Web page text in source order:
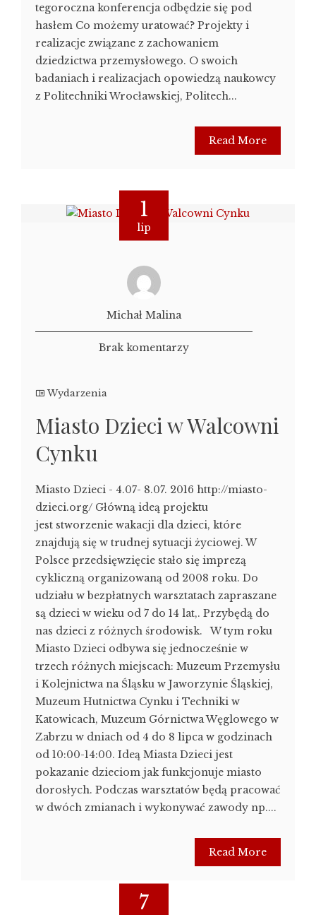
tegoroczna konferencja odbędzie się pod
hasłem Co możemy uratować? Projekty i
realizacje związane z zachowaniem
dziedzictwa przemysłowego. O swoich
badaniach i realizacjach opowiedzą naukowcy
z Politechniki Wrocławskiej, Politech...
Read More
1
lip
Michał Malina
Brak komentarzy
Wydarzenia
Miasto Dzieci w Walcowni
Cynku
Miasto Dzieci - 4.07- 8.07. 2016 http://miasto-
dzieci.org/ Główną ideą projektu
jest stworzenie wakacji dla dzieci, które
znajdują się w trudnej sytuacji życiowej. W
Polsce przedsięwzięcie stało się imprezą
cykliczną organizowaną od 2008 roku. Do
udziału w bezpłatnych warsztatach zapraszane
są dzieci w wieku od 7 do 14 lat,. Przybędą do
nas dzieci z różnych środowisk. W tym roku
Miasto Dzieci odbywa się jednocześnie w
trzech różnych miejscach: Muzeum Przemysłu
i Kolejnictwa na Śląsku w Jaworzynie Śląskiej,
Muzeum Hutnictwa Cynku i Techniki w
Katowicach, Muzeum Górnictwa Węglowego w
Zabrzu w dniach od 4 do 8 lipca w godzinach
od 10:00-14:00. Ideą Miasta Dzieci jest
pokazanie dzieciom jak funkcjonuje miasto
dorosłych. Podczas warsztatów będą pracować
w dwóch zmianach i wykonywać zawody np....
Read More
7